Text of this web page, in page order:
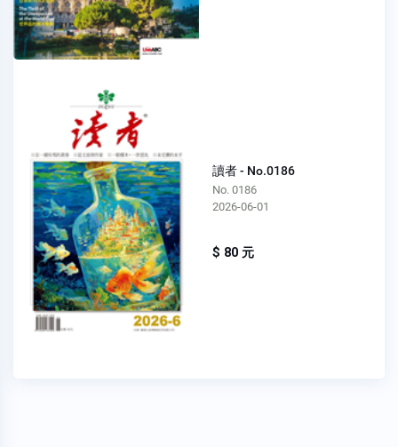
讀者 - No.0186
No. 0186
2026-06-01
$ 80 元